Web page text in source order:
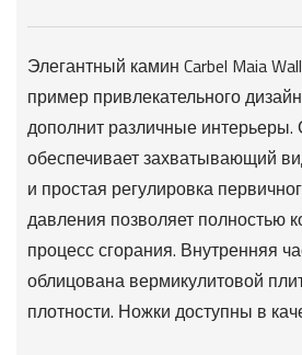
Элегантный камин Carbel Maia
пример привлекательного
дополнит различные интерьеры.
обеспечивает захватывающий
и простая регулировка
давления позволяет полностью
процесс сгорания. Внутренняя
облицована вермикулитовой
плотности. Ножки доступны в